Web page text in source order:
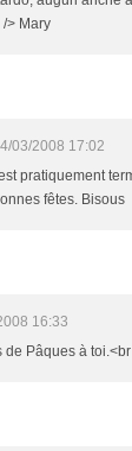
> Mary
03/2008 17:02
pratiquement
fêtes. Bisous
16:33
de Pâques à